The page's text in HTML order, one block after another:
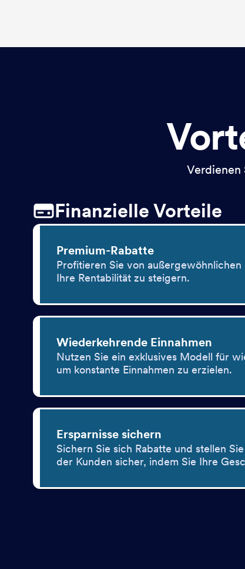
Verdienen
Finanzielle Vorteile
Premium-Rabatte
Profitieren Sie von
Ihre Rentabilität zu steigern.
Wiederkehrende Einnahmen
Nutzen Sie ein exklusives Modell für
um konstante Einnahmen zu erzielen.
Ersparnisse sichern
Sichern Sie sich Rabatte und stellen
der Kunden sicher, indem Sie Ihre